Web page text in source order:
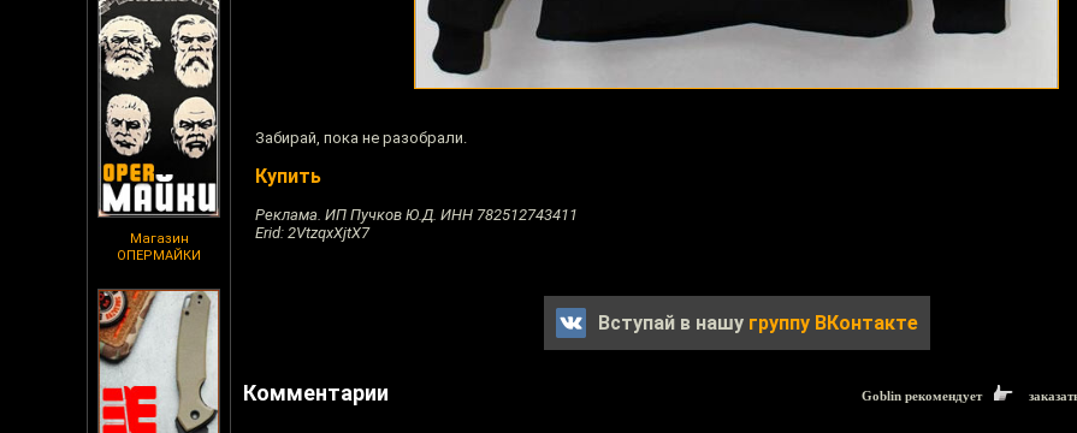
Магазин
ОПЕРМАЙКИ
Забирай, пока не разобрали.
Купить
Реклама. ИП Пучков Ю.Д. ИНН 782512743411
Erid: 2VtzqxXjtX7
Вступай в нашу группу ВКонтакте
Комментарии Goblin рекомендует